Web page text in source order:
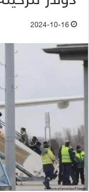
2024-10-16